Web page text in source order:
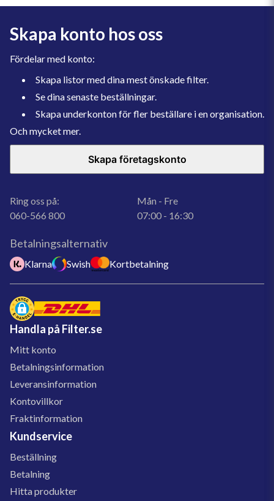
Skapa konto hos oss
Fördelar med konto:
Skapa listor med dina mest önskade filter.
Se dina senaste beställningar.
Skapa underkonton för fler beställare i en organisation.
Och mycket mer.
Skapa företagskonto
Ring oss på:
060-566 800
Mån - Fre
07:00 - 16:30
Betalningsalternativ
Klarna Swish Kortbetalning
Handla på Filter.se
Mitt konto
Betalningsinformation
Leveransinformation
Kontovillkor
Fraktinformation
Kundservice
Beställning
Betalning
Hitta produkter